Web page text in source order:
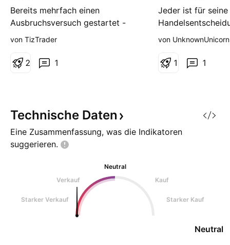
Bereits mehrfach einen
Ausbruchsversuch gestartet -
bald sollte der Widerstand
von TizTrader
1
2
Jeder ist für seine
verantwortlich -
von
1
1
Technische Daten
Eine Zusammenfassung, was die Indikatoren
suggerieren.
Neutral
Verkauf
Kauf
Starker Verkauf Starker Kauf
Neutral